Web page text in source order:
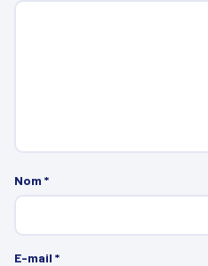
Nom *
E-mail *